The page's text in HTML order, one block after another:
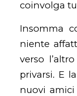
coinvolga
Insomma
niente
verso
privarsi. E
nuovi